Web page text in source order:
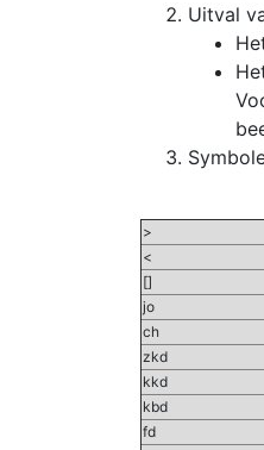
Uitval
>
<
[]
jo
ch
zkd
kkd
kbd
fd